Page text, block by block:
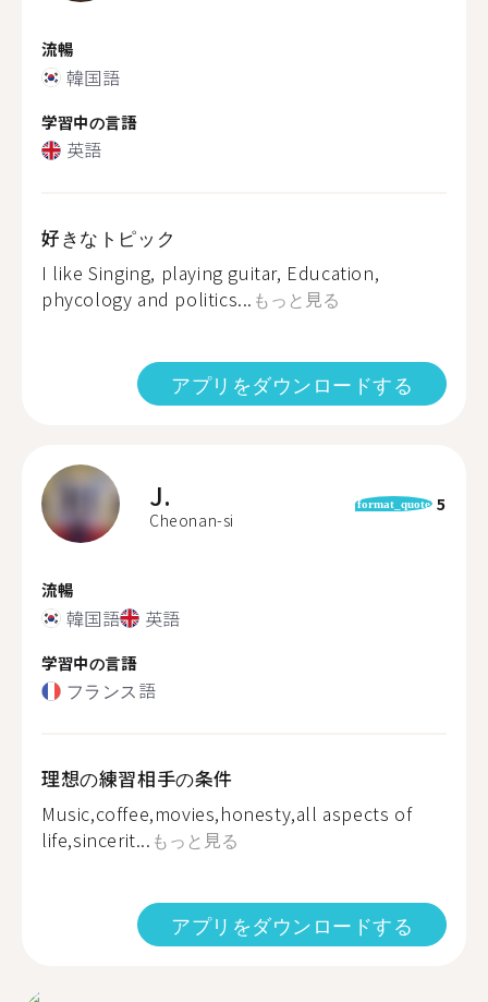
流暢
韓国語
学習中の言語
英語
好きなトピック
I like Singing, playing guitar, Education,
phycology and politics... もっと見る
アプリをダウンロードする
J.
Cheonan-si
format_quote 5
流暢
韓国語 英語
学習中の言語
フランス語
理想の練習相手の条件
Music,coffee,movies,honesty,all aspects of
life,sincerit... もっと見る
アプリをダウンロードする